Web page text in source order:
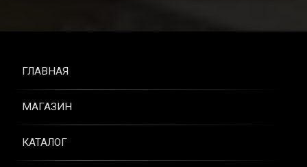
ГЛАВНАЯ
МАГАЗИН
КАТАЛОГ